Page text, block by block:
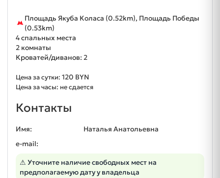
Площадь Якуба Коласа (0.52km), Площадь Победы
(0.53km)
4 спальных места
2 комнаты
Кроватей/диванов: 2
Цена за сутки: 120 BYN
Цена за часы: не сдается
Контакты
Имя:
Наталья Анатольевна
e-mail:
⚠ Уточните наличие свободных мест на
предполагаемую дату у владельца